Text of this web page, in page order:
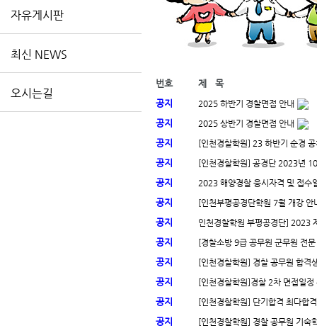
자유게시판
최신 NEWS
오시는길
번호
제 목
공지
2025 하반기 경찰면접 안내
공지 2025 상반기 경찰면접 안내
공지 [인천경찰학원] 23 하반기 순경
공지 [인천경찰학원] 공경단 2023년
공지 2023 해양경찰 응시자격 및 접수
공지 [인천부평공경단학원 7월 개강
공지 인천경찰학원 부평공경단] 2023
공지 [경찰소방 9급 공무원 군무원 전
공지 [인천경찰학원] 경찰 공무원 합격
공지 [인천경찰학원]경찰 2차 면접일
공지 [인천경찰학원] 단기합격 최다합
공지 [인천경찰학원] 경찰 공무원 기숙